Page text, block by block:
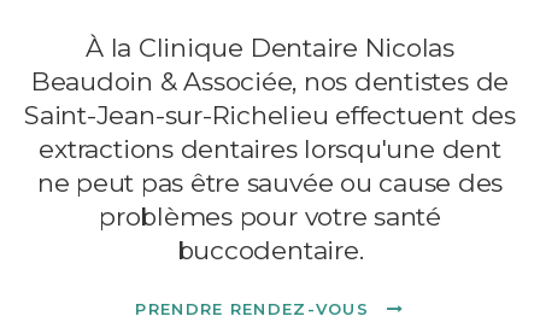
À la Clinique Dentaire Nicolas
Beaudoin & Associée, nos dentistes de
Saint-Jean-sur-Richelieu effectuent des
extractions dentaires lorsqu'une dent
ne peut pas être sauvée ou cause des
problèmes pour votre santé
buccodentaire.
PRENDRE RENDEZ-VOUS